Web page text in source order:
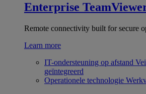
Enterprise
Remote connectivity built for secure
Learn more
IT-ondersteuning op afstand
geïntegreerd
Operationele technologie